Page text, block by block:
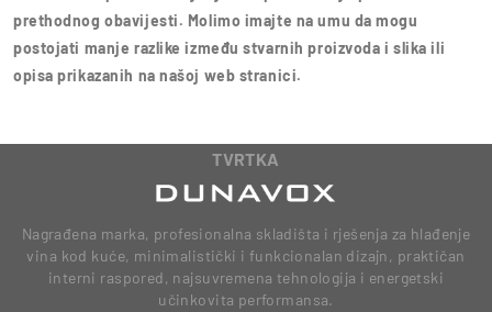
prethodnog obavijesti. Molimo imajte na umu da mogu
postojati manje razlike između stvarnih proizvoda i slika ili
opisa prikazanih na našoj web stranici.
TVRTKA
Nagrađena marka, profesionalna skladišta i rješenja za hlađenje
vina kod kuće, minimalistički i funkcionalan dizajn, praktičan
interni raspored, najsuvremena tehnologija i energetski
učinkovita performansa.